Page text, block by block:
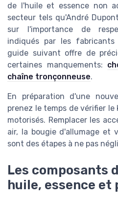
de l'huile et essence non
secteur tels qu'André
sur l'importance de
indiqués par les fabricants
guide suivant offre de
certaines manquements:
chaîne tronçonneuse.
En préparation d'une
prenez le temps de vérifier
motorisés. Remplacer les
air, la bougie d'allumage et
sont des étapes à ne pas
Les composants
huile, essence